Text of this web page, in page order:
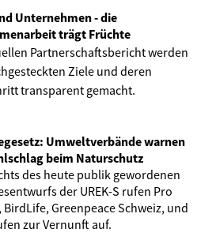
Unternehmen - die
trägt Früchte
Partnerschaftsberichtwerden
Ziele und deren
transparent gemacht.
Umweltverbände warnen
beim Naturschutz
des heute publik gewordenen
der UREK-S rufen Pro
BirdLife, Greenpeace Schweiz, und
zur Vernunft auf.